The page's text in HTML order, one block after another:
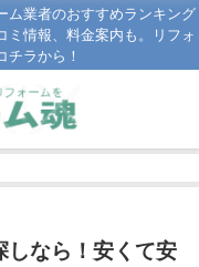
ム業者のおすすめランキング
ミ情報、料金案内も。リフォ
チラから！
しなら！安くて安